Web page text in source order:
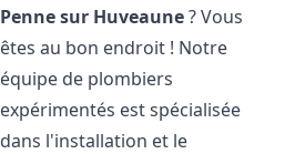
Penne sur Huveaune? Vous
êtes au bon endroit ! Notre
équipe de plombiers
expérimentés est spécialisée
dans l'installation et le